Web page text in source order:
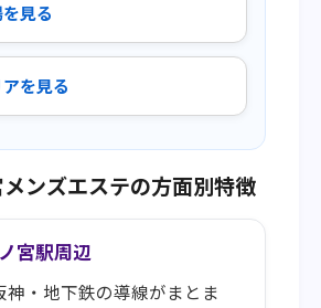
見る
を見る
ンズエステの方面別特徴
宮駅周辺
神・地下鉄の導線がまとま